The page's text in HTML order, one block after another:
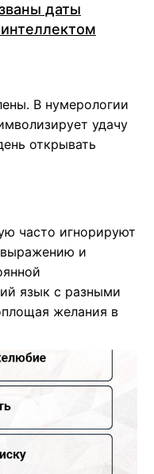
даты
В нумерологии
удачу
открывать
часто игнорируют
и
язык с разными
желания в